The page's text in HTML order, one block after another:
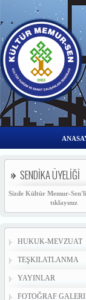
SENDİKA ÜYELİĞİ
Sizde Kültür Memur-
tıklayınız
HUKUK-MEVZUAT
TEŞKILATLANMA
YAYINLAR
FOTOĞRAF